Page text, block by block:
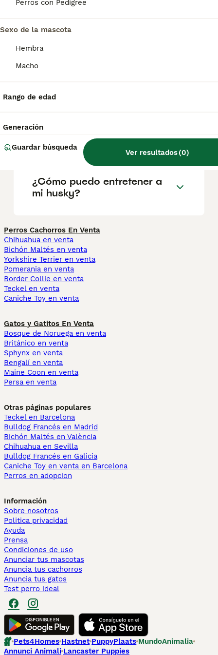
Perros con Pedigree
Sexo de la mascota
Hembra
Macho
Rango de edad
Generación
Guardar búsqueda
Ver resultados(0)
¿Cuáles son los 3 tipos de
¿Es un husky siberiano una
¿El husky es un perro feliz?
¿Cómo puedo entretener a
mi husky?
Perros Cachorros En Venta
Chihuahua en venta
Bichón Maltés en venta
Yorkshire Terrier en venta
Pomerania en venta
Border Collie en venta
Teckel en venta
Caniche Toy en venta
Gatos y Gatitos En Venta
Bosque de Noruega en venta
Británico en venta
Sphynx en venta
Bengalí en venta
Maine Coon en venta
Persa en venta
Otras páginas populares
Teckel en Barcelona
Bulldog Francés en Madrid
Bichón Maltés en València
Chihuahua en Sevilla
Bulldog Francés en Galicia
Caniche Toy en venta en Barcelona
Perros en adopcion
Información
Sobre nosotros
Politica privacidad
Ayuda
Prensa
Condiciones de uso
Anunciar tus mascotas
Anuncia tus cachorros
Anuncia tus gatos
Test perro ideal
Pets4Homes Hastnet PuppyPlaats MundoAnimalia
Annunci Animali Lancaster Puppies